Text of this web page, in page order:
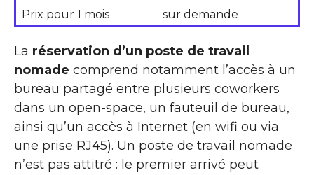
Prix pour 1 mois
sur demande
La réservation d’un poste de travail
nomade comprend notamment l’accès à un
bureau partagé entre plusieurs coworkers
dans un open-space, un fauteuil de bureau,
ainsi qu’un accès à Internet (en wifi ou via
une prise RJ45). Un poste de travail nomade
n’est pas attitré : le premier arrivé peut